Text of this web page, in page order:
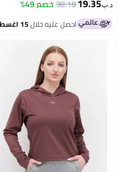
38.18خصم 49%
احصل عليه خلال15 اغسطس